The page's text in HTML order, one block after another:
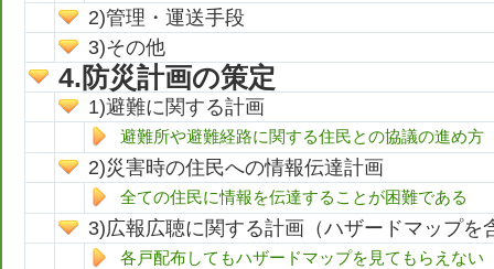
管理・運送手段
その他
防災計画の策定
避難に関する計画
避難所や避難経路に関する住民との協議の進め方
災害時の住民への情報伝達計画
全ての住民に情報を伝達することが困難である
広報広聴に関する計画（ハザードマップを
各戸配布してもハザードマップを見てもらえない